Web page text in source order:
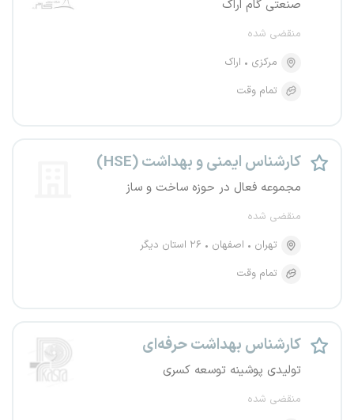
صنعتی گام اراک
منقضی شده
مرکزی
اراک
تمام وقت
کارشناس ایمنی و بهداشت (HSE)
مجموعه فعال در حوزه ساخت و ساز
منقضی شده
تهران
اصفهان
۲۶ استان دیگر
تمام وقت
کارشناس بهداشت حرفه‌ای
تولیدی پوشینه توسعه کسری
منقضی شده